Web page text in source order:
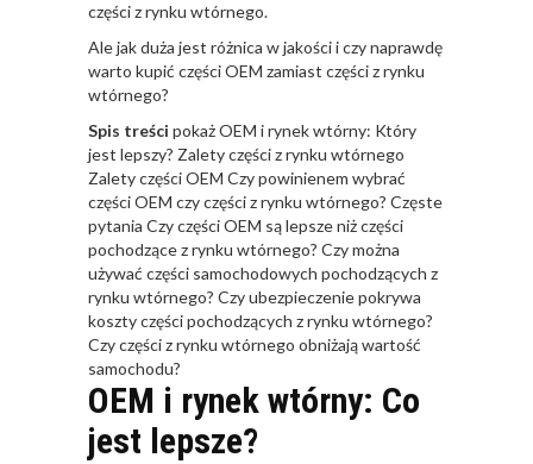
części z rynku wtórnego.
Ale jak duża jest różnica w jakości i czy naprawdę
warto kupić części OEM zamiast części z rynku
wtórnego?
Spis treści pokażOEM i rynek wtórny: Który
jest lepszy? Zalety części z rynku wtórnego
Zalety części OEM Czy powinienem wybrać
części OEM czy części z rynku wtórnego? Częste
pytania Czy części OEM są lepsze niż części
pochodzące z rynku wtórnego? Czy można
używać części samochodowych pochodzących z
rynku wtórnego? Czy ubezpieczenie pokrywa
koszty części pochodzących z rynku wtórnego?
Czy części z rynku wtórnego obniżają wartość
samochodu?
OEM i rynek wtórny: Co
jest lepsze?